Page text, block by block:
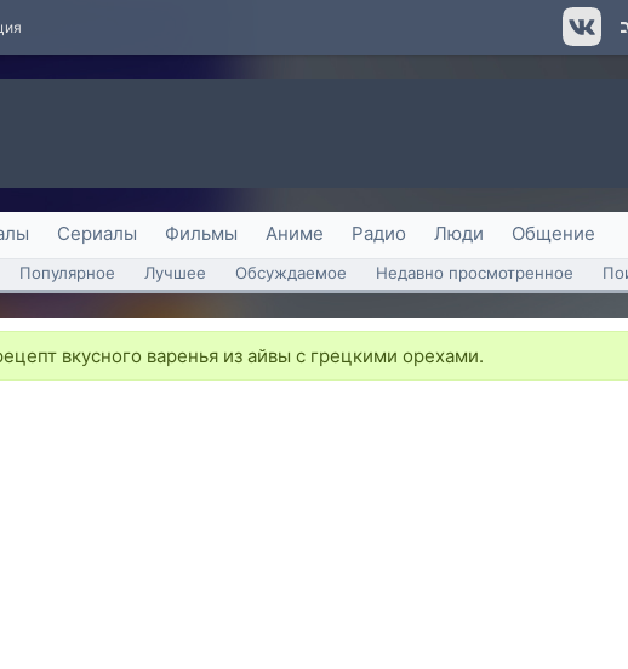
Сериалы Фильмы Аниме Радио Люди Общение
Популярное Лучшее Обсуждаемое Недавно просмотренное
вкусного варенья из айвы с грецкими орехами.